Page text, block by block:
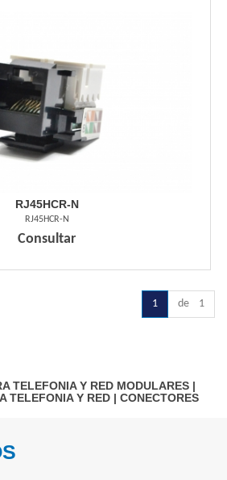
RJ45HCR-N
RJ45HCR-N
Consultar
1 de 1
TELEFONIA Y RED MODULARES |
TELEFONIA Y RED | CONECTORES